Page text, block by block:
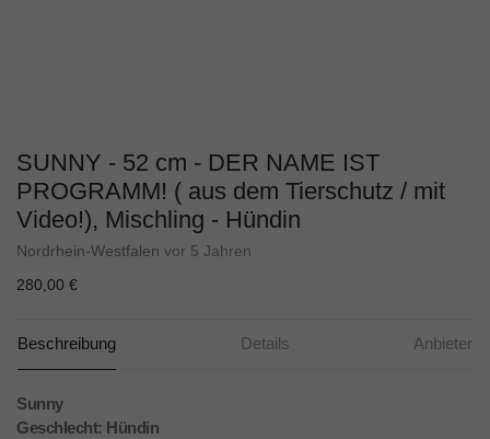
SUNNY - 52 cm - DER NAME IST
PROGRAMM! ( aus dem Tierschutz / mit
Video!), Mischling - Hündin
Nordrhein-Westfalen vor 5 Jahren
280,00 €
Beschreibung Details Anbieter
Sunny
Geschlecht: Hündin